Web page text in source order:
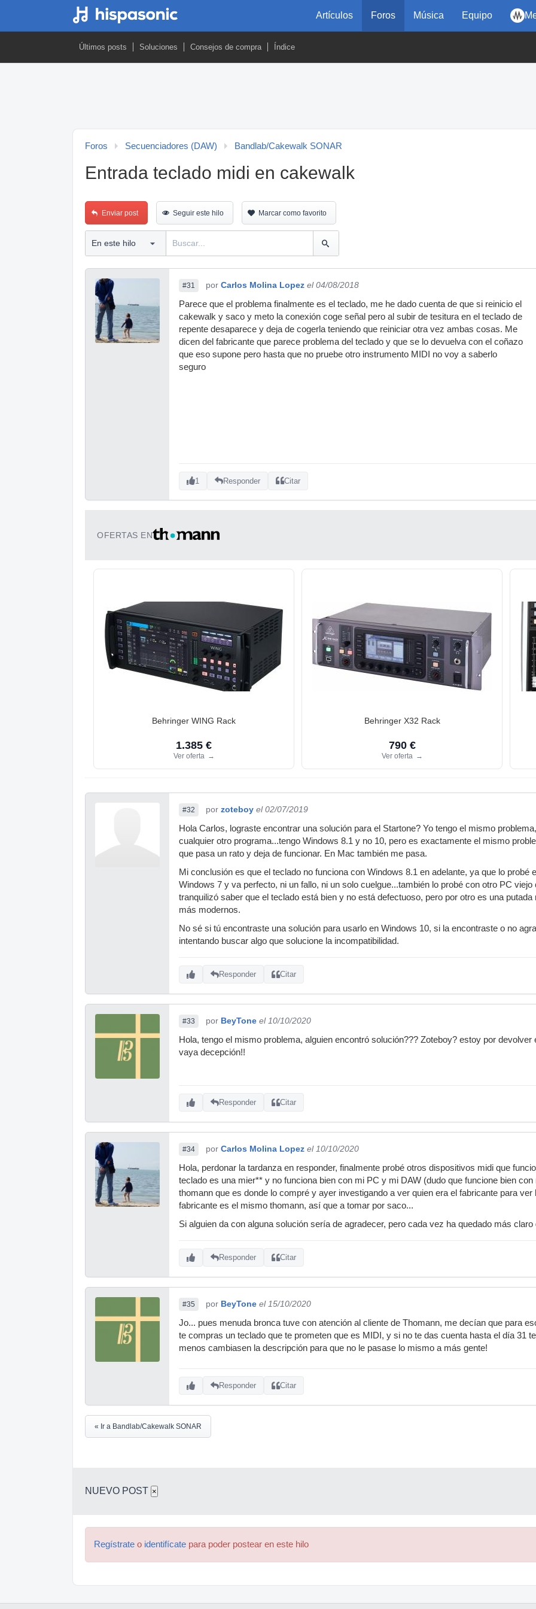
Artículos Foros Música Equipo
Últimos posts Soluciones Consejos de compra Índice
Foros Secuenciadores (DAW) Bandlab/Cakewalk SONAR
Entrada teclado midi en cakewalk
Enviar post Seguir este hilo Marcar como favorito
#31 por Carlos Molina Lopez el 04/08/2018
Parece que el problema finalmente es el teclado, me he dado cuenta de que si reinicio el
cakewalk y saco y meto la conexión coge señal pero al subir de tesitura en el teclado de
repente desaparece y deja de cogerla teniendo que reiniciar otra vez ambas cosas. Me
dicen del fabricante que parece problema del teclado y que se lo devuelva con el coñazo
que eso supone pero hasta que no pruebe otro instrumento MIDI no voy a saberlo
seguro
1 Responder Citar
OFERTAS EN
Behringer WING Rack
1.385 €
Ver oferta →
Behringer X32 Rack
790 €
Ver oferta →
#32 por zoteboy el 02/07/2019
Hola Carlos, lograste encontrar una solución para el Startone? Yo tengo el mismo
cualquier otro programa...tengo Windows 8.1 y no 10, pero es exactamente el mismo
que pasa un rato y deja de funcionar. En Mac también me pasa.
Mi conclusión es que el teclado no funciona con Windows 8.1 en adelante, ya que lo probé
Windows 7 y va perfecto, ni un fallo, ni un solo cuelgue...también lo probé con otro PC
tranquilizó saber que el teclado está bien y no está defectuoso, pero por otro es una
más modernos.
No sé si tú encontraste una solución para usarlo en Windows 10, si la encontraste o no
intentando buscar algo que solucione la incompatibilidad.
Responder Citar
#33 por BeyTone el 10/10/2020
Hola, tengo el mismo problema, alguien encontró solución??? Zoteboy? estoy por
vaya decepción!!
Responder Citar
#34 por Carlos Molina Lopez el 10/10/2020
Hola, perdonar la tardanza en responder, finalmente probé otros dispositivos midi que
teclado es una mier** y no funciona bien con mi PC y mi DAW (dudo que funcione bien
thomann que es donde lo compré y ayer investigando a ver quien era el fabricante para ver
fabricante es el mismo thomann, así que a tomar por saco...
Si alguien da con alguna solución sería de agradecer, pero cada vez ha quedado más
Responder Citar
#35 por BeyTone el 15/10/2020
Jo... pues menuda bronca tuve con atención al cliente de Thomann, me decían que para
te compras un teclado que te prometen que es MIDI, y si no te das cuenta hasta el día 31
menos cambiasen la descripción para que no le pasase lo mismo a más gente!
Responder Citar
« Ir a Bandlab/Cakewalk SONAR
NUEVO POST ×
Regístrate o identifícate para poder postear en este hilo